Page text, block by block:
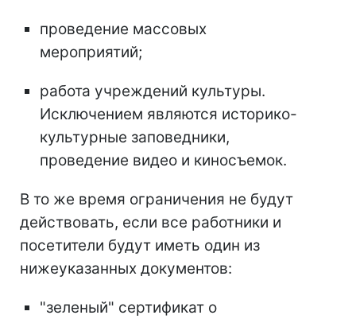
проведение массовых
мероприятий;
работа учреждений культуры.
Исключением являются историко-
культурные заповедники,
проведение видео и киносъемок.
В то же время ограничения не будут
действовать, если все работники и
посетители будут иметь один из
нижеуказанных документов:
"зеленый" сертификат о